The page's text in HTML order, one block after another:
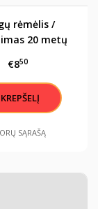
rėmėlis /
20 metų
€850
SĄRAŠĄ